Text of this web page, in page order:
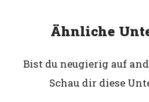
Ähnliche
Bist du neugierig auf
Schau dir diese